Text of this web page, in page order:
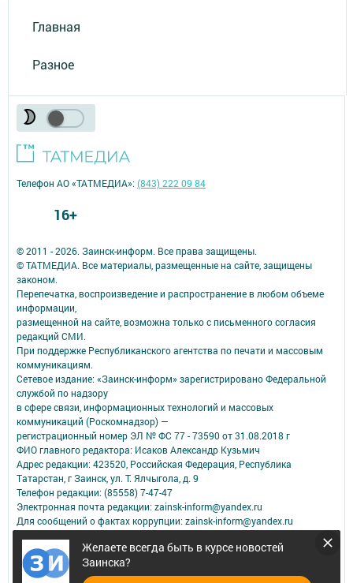
Главная
Разное
Желаете всегда быть в курсе новостей
Заинска?
© 2011 - 2026. Заинск-информ. Все права защищены.
© ТАТМЕДИА. Все материалы, размещенные на сайте, защищены
законом.
Перепечатка, воспроизведение и распространение в любом объеме
информации,
размещенной на сайте, возможна только с письменного согласия
редакций СМИ.
При поддержке Республиканского агентства по печати и массовым
коммуникациям.
Сетевое издание: «Заинск-информ» зарегистрировано Федеральной
службой по надзору
в сфере связи, информационных технологий и массовых
коммуникаций (Роскомнадзор) —
регистрационный номер ЭЛ № ФС 77 - 73590 от 31.08.2018 г
ФИО главного редактора: Исаков Александр Кузьмич
Адрес редакции: 423520, Российская Федерация, Республика
Татарстан, г Заинск, ул. Т. Ялчыгола, д. 9
Телефон редакции: (85558) 7-47-47
Электронная почта редакции: zainsk-inform@yandex.ru
Для сообщений о фактах коррупции: zainsk-inform@yandex.ru
Антикоррупционная политика
АО «ТАТМЕДИА» использует «cookie»для персонализации сервисов и
Телефон АО «ТАТМЕДИА»:(843) 222 09 84
16+